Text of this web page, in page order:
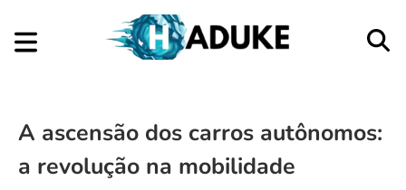
A ascensão dos carros autônomos:
a revolução na mobilidade